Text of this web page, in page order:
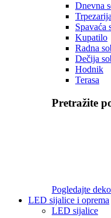
Dnevna
Spavaća
Kupatilo
Radna
Dečija
Hodnik
Terasa
Pretražite
Pogledajte
LED sijalice i oprema
LED sijalice